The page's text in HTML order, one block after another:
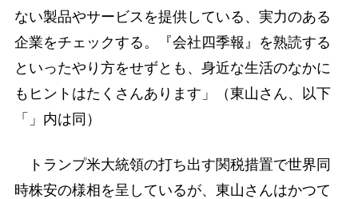
ない製品やサービスを提供している、実力のある
企業をチェックする。『会社四季報』を熟読する
といったやり方をせずとも、身近な生活のなかに
もヒントはたくさんあります」（東山さん、以下
「」内は同）
トランプ米大統領の打ち出す関税措置で世界同
時株安の様相を呈しているが、東山さんはかつて